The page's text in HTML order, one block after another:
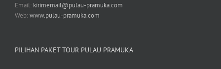
Email: kirimemail@pulau-pramuka.com
Web:www.pulau-pramuka.com
PILIHAN PAKET TOUR PULAU PRAMUKA